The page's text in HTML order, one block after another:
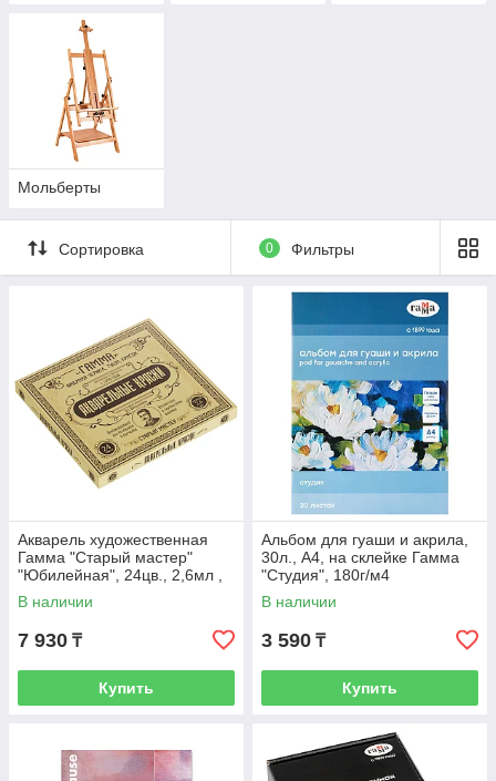
Мольберты
Сортировка 0 Фильтры
Акварель художественная
Гамма "Старый мастер"
"Юбилейная", 24цв., 2,6мл ,
кювета, картон
В наличии
7 930 ₸
Купить
Альбом для гуаши и акрила,
30л., А4, на склейке Гамма
"Студия", 180г/м4
В наличии
3 590 ₸
Купить